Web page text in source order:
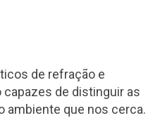
de refração e
de distinguir as
ambiente que nos cerca.